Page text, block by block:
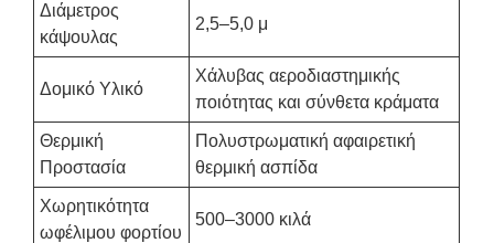
Διάμετρος
κάψουλας
2,5–5,0 μ
Δομικό Υλικό
Χάλυβας αεροδιαστημικής
ποιότητας και σύνθετα κράματα
Θερμική
Προστασία
Πολυστρωματική αφαιρετική
θερμική ασπίδα
Χωρητικότητα
ωφέλιμου φορτίου
500–3000 κιλά